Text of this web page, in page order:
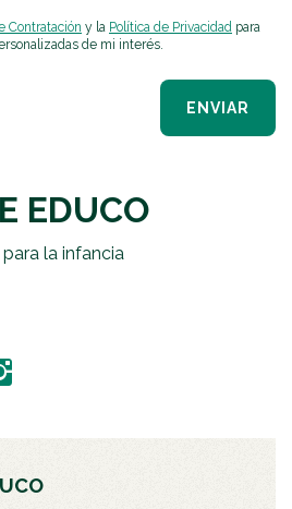
Contratación y la Política de Privacidad para
de mi interés.
ENVIAR
EDUCO
la infancia